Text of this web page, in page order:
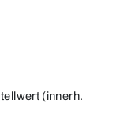
(innerh.